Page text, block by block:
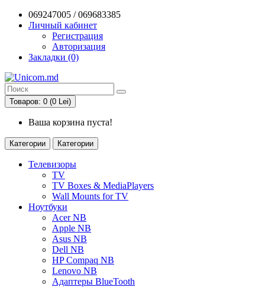
069247005 / 069683385
Личный кабинет
Регистрация
Авторизация
Закладки (0)
Товаров: 0 (0 Lei)
Ваша корзина пуста!
Категории Категории
Телевизоры
TV
TV Boxes & MediaPlayers
Wall Mounts for TV
Ноутбуки
Acer NB
Apple NB
Asus NB
Dell NB
HP Compaq NB
Lenovo NB
Адаптеры BlueTooth